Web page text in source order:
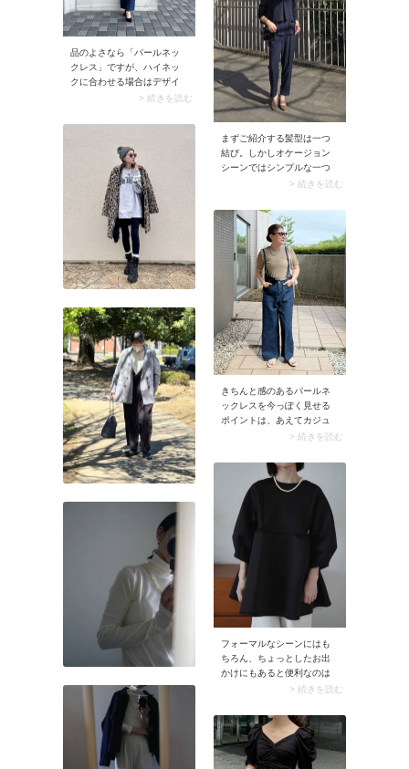
きしたりバッグをレザーに
したりと、上品な小物使い
でスタイリング全体をきれ
いめにシフトさせていま
す。そのほかボトムできれ
いめ要素を取り入れたいと
きは、センタープレスパン
ツや素材にツヤがあるもの
を選ぶと◎です。
品のよさなら「パールネッ
クレス」ですが、ハイネッ
クに合わせる場合はデザイ
ンを厳選しましょう。例え
ビデザインなら、首まわり
囲気に。パールのおかげで
顔映りがよくなり、ハイネ
ックをきれいめに着こなせ
ますよ。
> 続きを読む
まずご紹介する髪型は一つ
結び。しかしオケージョン
シーンではシンプルな一つ
結びだけだと少し物足りな
立つのが「シュシュ」で
す。一点プラスするだけで
顔周りがパッと華やぎ、フ
ォーマルなスタイリングに
スッと馴染みます。きちん
と感はそのままに、女性ら
しいやわらかさが加わるヘ
アアレンジです。
> 続きを読む
きちんと感のあるパールネ
ックレスを今っぽく見せる
ポイントは、あえてカジュ
アルなアイテムと組み合わ
パンツのようなラフな服装
にこそおすすめです。パー
ルの上品さがコーデの程よ
いアクセントになってくれ
ますよ。
> 続きを読む
フォーマルなシーンにはも
ちろん、ちょっとしたお出
かけにもあると便利なのは
パールネックレス。首元の
トソーには、やや大粒のパ
ールネックレスを合わせる
と華やかさがアップしま
す。そのほかバロックパー
> 続きを読む